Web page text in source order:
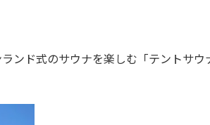
ンド式のサウナを楽しむ「テントサウ